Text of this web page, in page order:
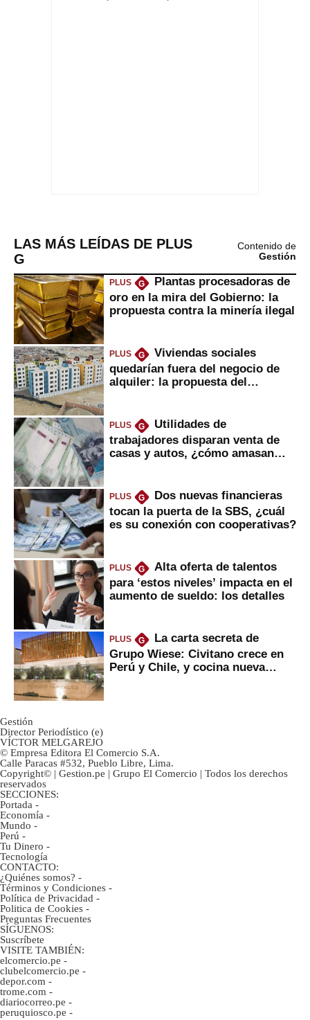
LAS MÁS LEÍDAS DE PLUS
G
Contenido de
Gestión
PLUS G
Plantas procesadoras de
oro en la mira del Gobierno: la
propuesta contra la minería ilegal
PLUS G
Viviendas sociales
quedarían fuera del negocio de
alquiler: la propuesta del
PLUS G
Utilidades de
trabajadores disparan venta de
casas y autos, ¿cómo amasan
PLUS G
Dos nuevas financieras
tocan la puerta de la SBS, ¿cuál
es su conexión con cooperativas?
PLUS G
Alta oferta de talentos
para ‘estos niveles’ impacta en el
aumento de sueldo: los detalles
PLUS G
La carta secreta de
Grupo Wiese: Civitano crece en
Perú y Chile, y cocina nueva
Gestión
Director Periodístico (e)
VÍCTOR MELGAREJO
© Empresa Editora El Comercio S.A.
Calle Paracas #532, Pueblo Libre, Lima.
Copyright© | Gestion.pe | Grupo El Comercio | Todos los derechos
reservados
SECCIONES:
Portada -
Economía -
Mundo -
Perú -
Tu Dinero -
Tecnología
CONTACTO:
¿Quiénes somos? -
Términos y Condiciones -
Política de Privacidad -
Politica de Cookies -
Preguntas Frecuentes
SÍGUENOS:
Suscríbete
VISITE TAMBIÉN:
elcomercio.pe -
clubelcomercio.pe -
depor.com -
trome.com -
diariocorreo.pe -
peruquiosco.pe -